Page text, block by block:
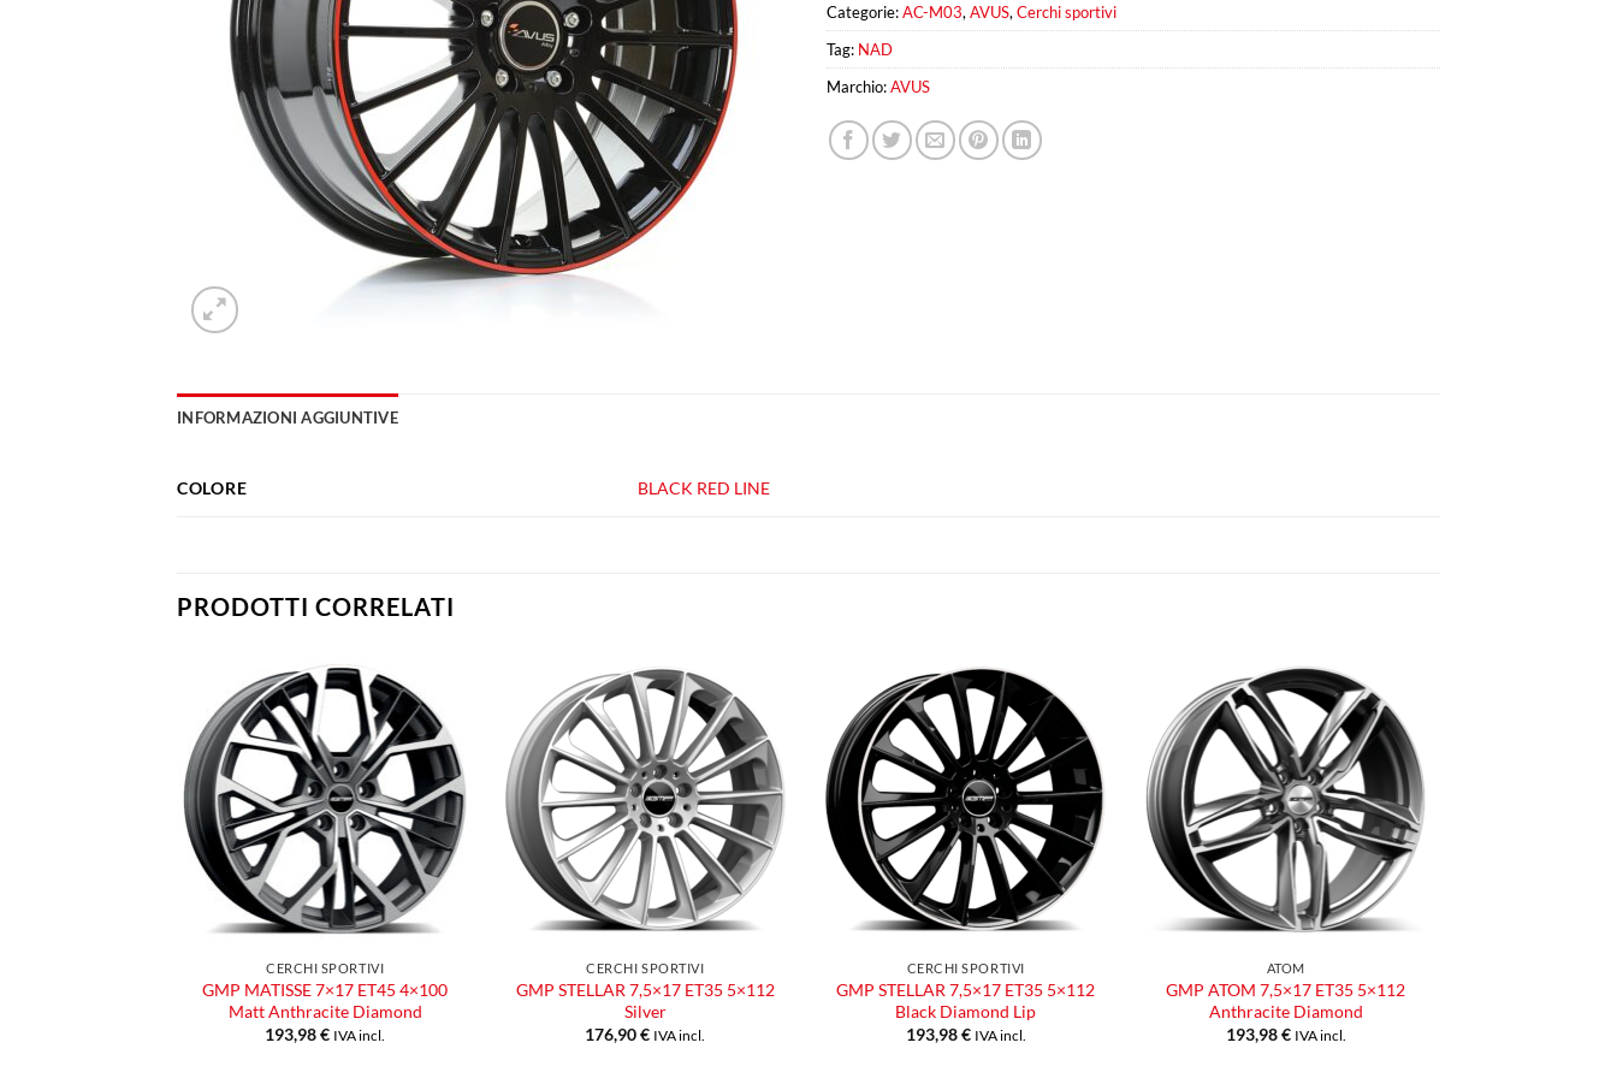
Categorie:AC-M03, AVUS, Cerchi sportivi
Tag: NAD
Marchio:AVUS
INFORMAZIONI AGGIUNTIVE
COLORE BLACK RED LINE
PRODOTTI CORRELATI
Aggiungi
alla lista
dei
desideri
CERCHI SPORTIVI
GMP MATISSE 7×17 ET45 4×100
Matt Anthracite Diamond
193,98€ IVA incl.
Aggiungi
alla lista
dei
desideri
CERCHI SPORTIVI
GMP STELLAR 7,5×17 ET35 5×112
Silver
176,90€ IVA incl.
Aggiungi
alla lista
dei
desideri
CERCHI SPORTIVI
GMP STELLAR 7,5×17 ET35 5×112
Black Diamond Lip
193,98€ IVA incl.
Aggiungi
alla lista
dei
desideri
ATOM
GMP ATOM 7,5×17 ET35 5×112
Anthracite Diamond
193,98€ IVA incl.